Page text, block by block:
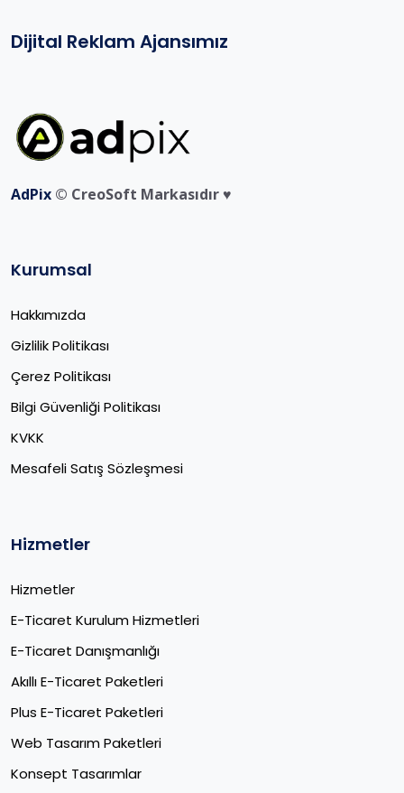
Dijital Reklam Ajansımız
AdPix © CreoSoft Markasıdır ♥️
Kurumsal
Hakkımızda
Gizlilik Politikası
Çerez Politikası
Bilgi Güvenliği Politikası
KVKK
Mesafeli Satış Sözleşmesi
Hizmetler
Hizmetler
E-Ticaret Kurulum Hizmetleri
E-Ticaret Danışmanlığı
Akıllı E-Ticaret Paketleri
Plus E-Ticaret Paketleri
Web Tasarım Paketleri
Konsept Tasarımlar